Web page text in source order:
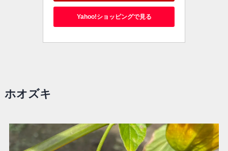
Yahoo!ショッピングで見る
ホオズキ